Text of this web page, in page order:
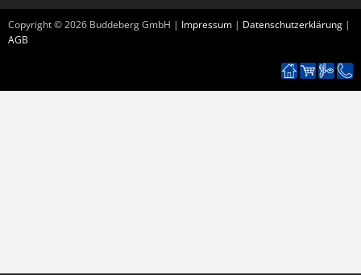
Copyright ©2026 Buddeberg GmbH | Impressum | Datenschutzerklärung |
AGB